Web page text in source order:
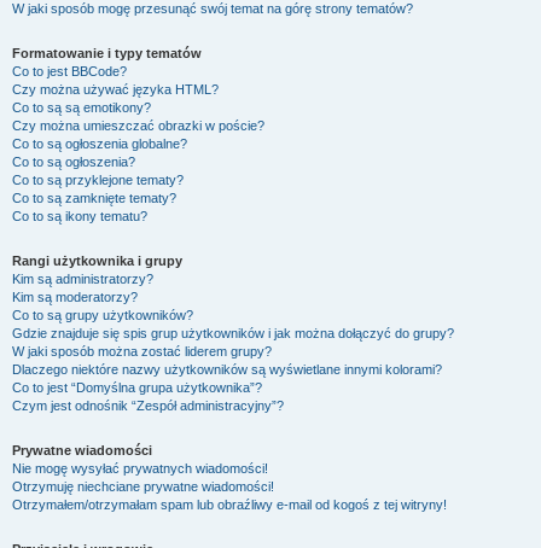
W jaki sposób mogę przesunąć swój temat na górę strony tematów?
Formatowanie i typy tematów
Co to jest BBCode?
Czy można używać języka HTML?
Co to są są emotikony?
Czy można umieszczać obrazki w poście?
Co to są ogłoszenia globalne?
Co to są ogłoszenia?
Co to są przyklejone tematy?
Co to są zamknięte tematy?
Co to są ikony tematu?
Rangi użytkownika i grupy
Kim są administratorzy?
Kim są moderatorzy?
Co to są grupy użytkowników?
Gdzie znajduje się spis grup użytkowników i jak można dołączyć do grupy?
W jaki sposób można zostać liderem grupy?
Dlaczego niektóre nazwy użytkowników są wyświetlane innymi kolorami?
Co to jest “Domyślna grupa użytkownika”?
Czym jest odnośnik “Zespół administracyjny”?
Prywatne wiadomości
Nie mogę wysyłać prywatnych wiadomości!
Otrzymuję niechciane prywatne wiadomości!
Otrzymałem/otrzymałam spam lub obraźliwy e-mail od kogoś z tej witryny!